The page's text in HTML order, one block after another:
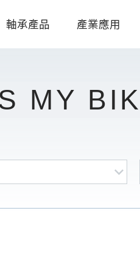
軸承產品 產業應用
MY